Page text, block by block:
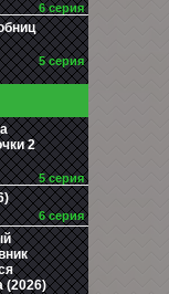
6 серия
5 серия
2
5 серия
6 серия
(2026)